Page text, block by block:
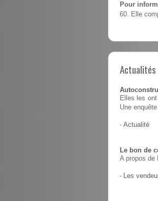
Pour
60. Elle
Elles les
Une
- Actualité
Le bon de
A propos de
- Les